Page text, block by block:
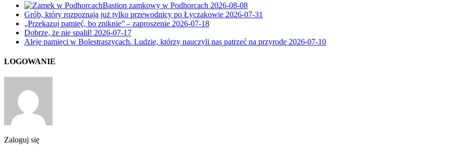
Bastion zamkowy w Podhorcach 2026-08-08
Grób, który rozpoznają już tylko przewodnicy po Łyczakowie 2026-07-31
„Przekazuj pamięć, bo zniknie” – zaproszenie 2026-07-18
Dobrze, że nie spalił! 2026-07-17
Aleje pamięci w Bolestraszycach. Ludzie, którzy nauczyli nas patrzeć na przyrodę 2026-07-10
LOGOWANIE
Zaloguj się